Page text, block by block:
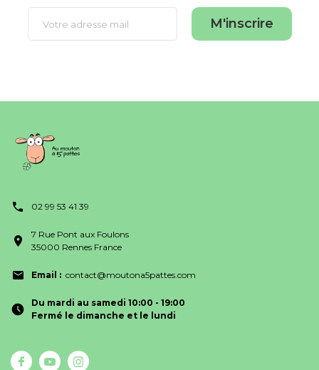
M'inscrire
02 99 53 41 39
7 Rue Pont aux Foulons
35000 Rennes France
Email : contact@moutona5pattes.com
Du mardi au samedi 10:00 - 19:00
Fermé le dimanche et le lundi